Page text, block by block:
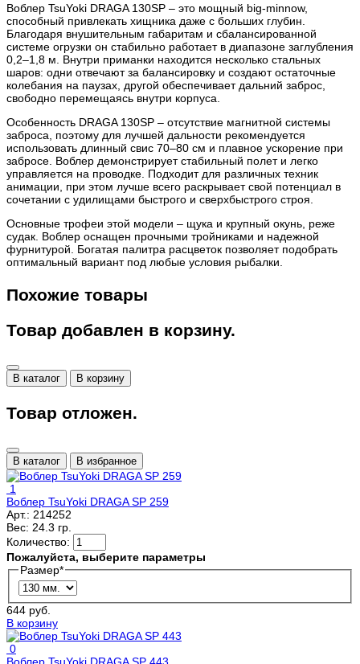
Воблер TsuYoki DRAGA 130SP – это мощный big-minnow,
способный привлекать хищника даже с больших глубин.
Благодаря внушительным габаритам и сбалансированной
системе огрузки он стабильно работает в диапазоне заглубления
0,2–1,8 м. Внутри приманки находится несколько стальных
шаров: одни отвечают за балансировку и создают остаточные
колебания на паузах, другой обеспечивает дальний заброс,
свободно перемещаясь внутри корпуса.
Особенность DRAGA 130SP – отсутствие магнитной системы
заброса, поэтому для лучшей дальности рекомендуется
использовать длинный свис 70–80 см и плавное ускорение при
забросе. Воблер демонстрирует стабильный полет и легко
управляется на проводке. Подходит для различных техник
анимации, при этом лучше всего раскрывает свой потенциал в
сочетании с удилищами быстрого и сверхбыстрого строя.
Основные трофеи этой модели – щука и крупный окунь, реже
судак. Воблер оснащен прочными тройниками и надежной
фурнитурой. Богатая палитра расцветок позволяет подобрать
оптимальный вариант под любые условия рыбалки.
Похожие товары
Товар добавлен в корзину.
В каталог В корзину
Товар отложен.
В каталог В избранное
1
Воблер TsuYoki DRAGA SP 259
Арт.: 214252
Вес: 24.3 гр.
Количество:
Пожалуйста, выберите параметры
Размер*
644 руб.
В корзину
0